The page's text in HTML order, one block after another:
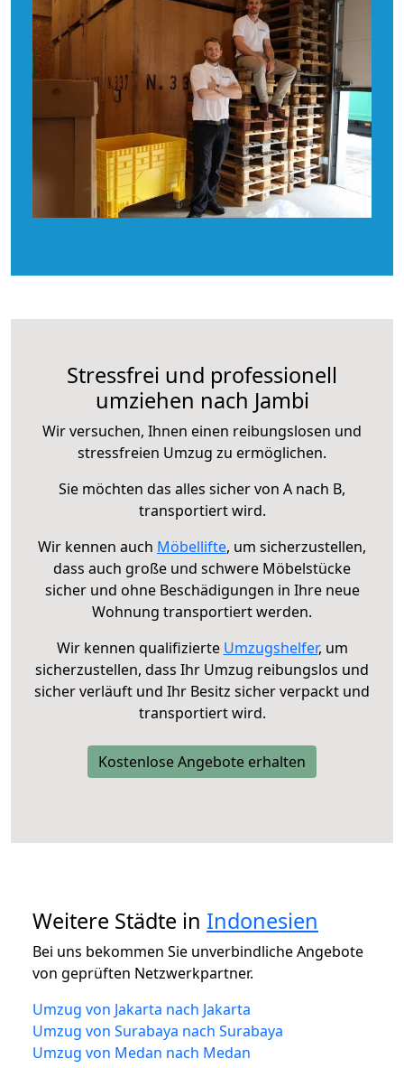
Stressfrei und professionell
umziehen nach Jambi
Wir versuchen, Ihnen einen reibungslosen und
stressfreien Umzug zu ermöglichen.
Sie möchten das alles sicher von A nach B,
transportiert wird.
Wir kennen auch Möbellifte, um sicherzustellen,
dass auch große und schwere Möbelstücke
sicher und ohne Beschädigungen in Ihre neue
Wohnung transportiert werden.
Wir kennen qualifizierte Umzugshelfer, um
sicherzustellen, dass Ihr Umzug reibungslos und
sicher verläuft und Ihr Besitz sicher verpackt und
transportiert wird.
Kostenlose Angebote erhalten
Weitere Städte in Indonesien
Bei uns bekommen Sie unverbindliche Angebote
von geprüften Netzwerkpartner.
Umzug von Jakarta nach Jakarta
Umzug von Surabaya nach Surabaya
Umzug von Medan nach Medan